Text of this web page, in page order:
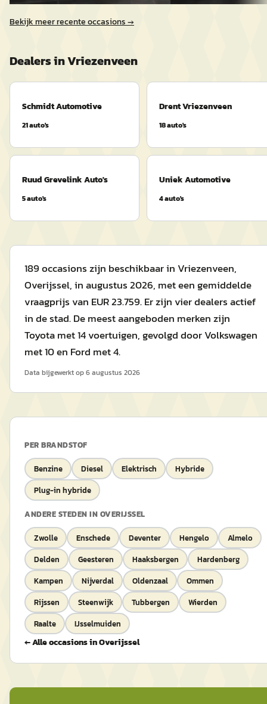
Bekijk meer recente occasions →
Dealers inVriezenveen
Schmidt Automotive
21auto's
Drent Vriezenveen
18auto's
Ruud Grevelink Auto's
5auto's
Uniek Automotive
4auto's
189 occasions zijn beschikbaar in Vriezenveen,
Overijssel, in augustus 2026, met een gemiddelde
vraagprijs van EUR 23.759. Er zijn vier dealers actief
in de stad. De meest aangeboden merken zijn
Toyota met 14 voertuigen, gevolgd door Volkswagen
met 10 en Ford met 4.
Data bijgewerkt op6 augustus 2026
PER BRANDSTOF
Benzine Diesel Elektrisch
Hybride
Plug-in hybride
ANDERE STEDEN IN OVERIJSSEL
Zwolle Enschede Deventer Hengelo
Almelo
Delden
Geesteren Haaksbergen
Hardenberg
Kampen
Nijverdal Oldenzaal
Ommen
Rijssen
Steenwijk Tubbergen
Wierden
Raalte
IJsselmuiden
← Alle occasions inOverijssel